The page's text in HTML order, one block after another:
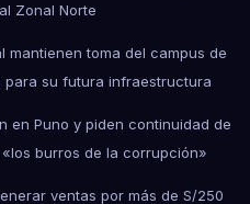
Zonal Norte
mantienen toma del campus de
para su futura infraestructura
en Puno y piden continuidad de
burros de la corrupción»
ventas por más de S/250